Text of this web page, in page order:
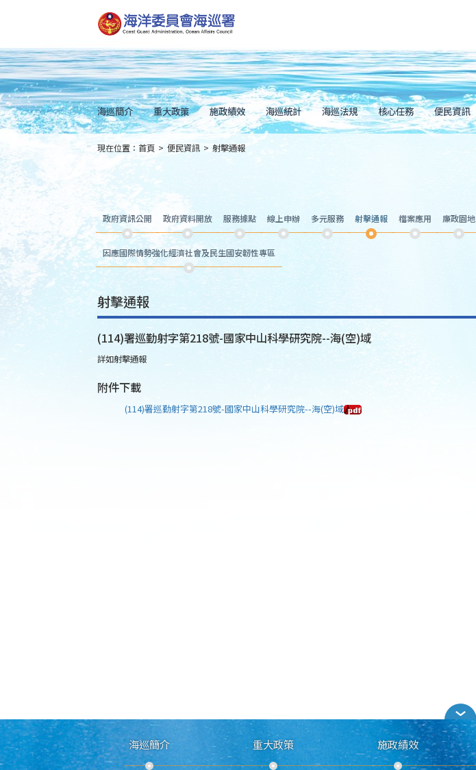
到
主
內
容
Skip
to
main
content
海巡簡介 重大政策 施政績效 海巡統計 海巡法規 核心任務 便民資訊
::: 現在位置： 首頁 > 便民資訊 > 射擊通報
政府資訊公開 政府資料開放 服務據點 線上申辦 多元服務 射擊通報 檔案應用 廉政園地
因應國際情勢強化經濟社會及民生國安韌性專區
射擊通報
(114)署巡勤射字第218號-國家中山科學研究院--海(空)域
詳如射擊通報
附件下載
(114)署巡勤射字第218號-國家中山科學研究院--海(空)域
海巡簡介 重大政策 施政績效